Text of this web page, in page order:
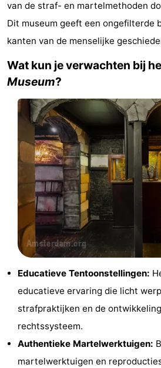
Vakantiehuizen
-
Amsterdamse
Bos
Spaarnwoude
Last
minutes
Musea
Attracties
Zien
doen
Bezienswaardigheden
Musea
-
Monumenten
Kerken
Uitkijkpunten
Attracties
van de straf- en martelmethoden
Dit museum geeft een ongefilterde
kanten van de menselijke
Wat kun je verwachten bij
Museum?
Educatieve Tentoonstellingen:
educatieve ervaring die licht
strafpraktijken en de
rechtssysteem.
Authentieke Martelwerktuigen:
martelwerktuigen en